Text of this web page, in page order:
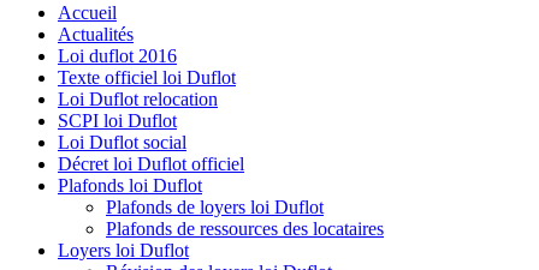
Accueil
Actualités
Loi duflot 2016
Texte officiel loi Duflot
Loi Duflot relocation
SCPI loi Duflot
Loi Duflot social
Décret loi Duflot officiel
Plafonds loi Duflot
Plafonds de loyers loi Duflot
Plafonds de ressources des locataires
Loyers loi Duflot